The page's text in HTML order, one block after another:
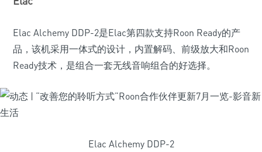
Elac Alchemy DDP-2是Elac第四款支持Roon Ready的产
品，该机采用一体式的设计，内置解码、前级放大和Roon
Ready技术，是组合一套无线音响组合的好选择。
Elac Alchemy DDP-2